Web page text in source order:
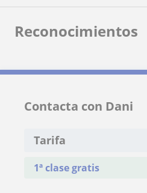
Reconocimientos
Contacta con Dani
Tarifa
1ª clase gratis